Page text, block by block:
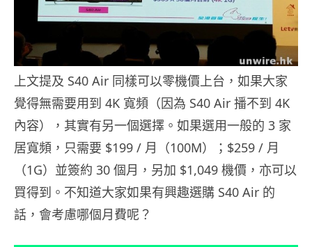
上文提及 S40 Air 同樣可以零機價上台，如果大家
覺得無需要用到 4K 寬頻（因為 S40 Air 播不到 4K
內容），其實有另一個選擇。如果選用一般的 3 家
居寬頻，只需要 $199 / 月（100M）；$259 / 月
（1G）並簽約 30 個月，另加 $1,049 機價，亦可以
買得到。不知道大家如果有興趣選購 S40 Air 的
話，會考慮哪個月費呢？